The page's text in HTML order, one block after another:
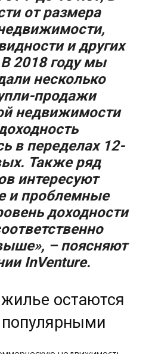
от размера
и других
2018 году мы
несколько
продажи
недвижимости
в переделах 12-
Также ряд
интересуют
и проблемные
доходности
– поясняют
InVenture.
остаются